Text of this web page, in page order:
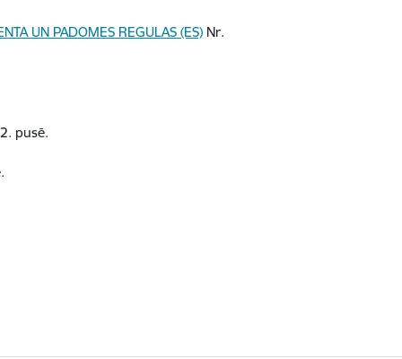
UN PADOMES REGULAS (ES) Nr.
pusē.